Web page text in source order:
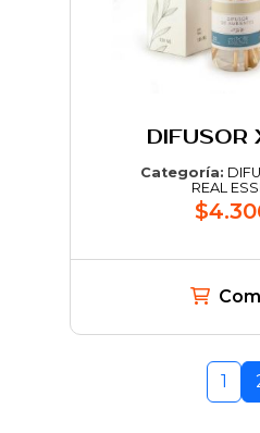
DIFUSOR
Categoría:
REAL
1